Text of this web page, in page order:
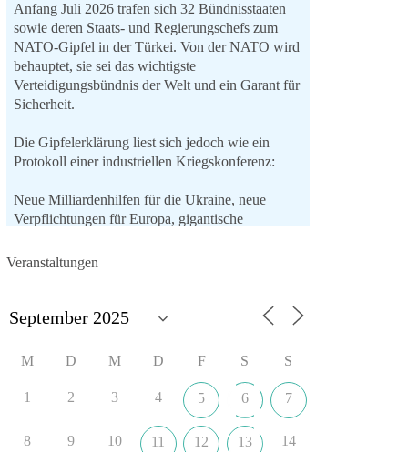
Anfang Juli 2026 trafen sich 32 Bündnisstaaten
sowie deren Staats- und Regierungschefs zum
NATO-Gipfel in der Türkei. Von der NATO wird
behauptet, sie sei das wichtigste
Verteidigungsbündnis der Welt und ein Garant für
Sicherheit.
Die Gipfelerklärung liest sich jedoch wie ein
Protokoll einer industriellen Kriegskonferenz:
Neue Milliardenhilfen für die Ukraine, neue
Verpflichtungen für Europa, gigantische
Verteidigungsindustrie, Modernisierung der
Forderung, der Iran dürfe keine Kernwaffe
friedensorientierte Politik?
Veranstaltungen
M D M D F S S
1 2 3 4 5 6 7
8 9 10 11 12 13 14